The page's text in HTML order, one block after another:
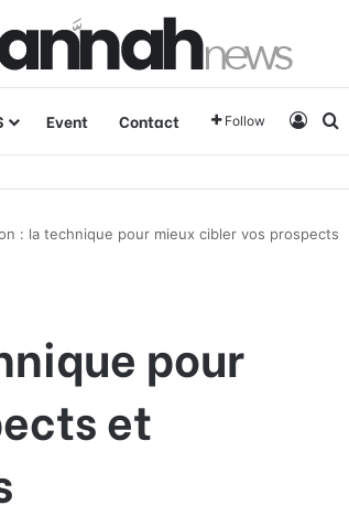
Event Contact Follow Log In
: la technique pour mieux cibler vos prospects
pour
et